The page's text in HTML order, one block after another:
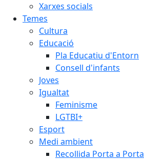
Xarxes socials
Temes
Cultura
Educació
Pla Educatiu d'Entorn
Consell d'infants
Joves
Igualtat
Feminisme
LGTBI+
Esport
Medi ambient
Recollida Porta a Porta